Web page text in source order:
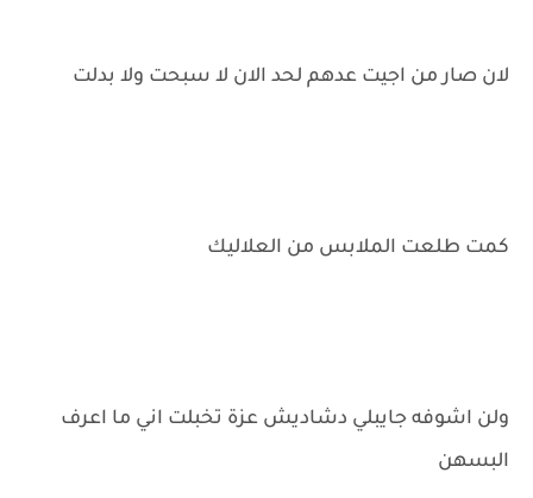
لان صار من اجيت عدهم لحد الان لا سبحت ولا بدلت
كمت طلعت الملابس من العلاليك
ولن اشوفه جايبلي دشاديش عزة تخبلت اني ما اعرف
البسهن